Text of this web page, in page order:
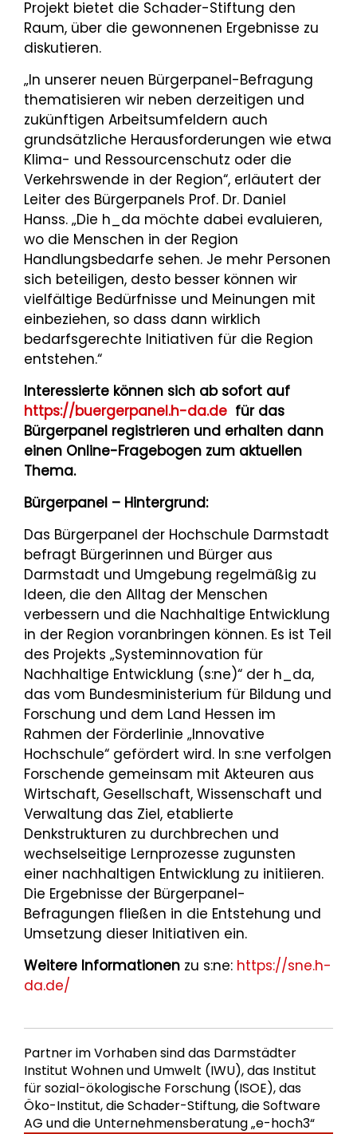
Projekt bietet die Schader-Stiftung den
Raum, über die gewonnenen Ergebnisse zu
diskutieren.
„In unserer neuen Bürgerpanel-Befragung
thematisieren wir neben derzeitigen und
zukünftigen Arbeitsumfeldern auch
grundsätzliche Herausforderungen wie etwa
Klima- und Ressourcenschutz oder die
Verkehrswende in der Region“, erläutert der
Leiter des Bürgerpanels Prof. Dr. Daniel
Hanss. „Die h_da möchte dabei evaluieren,
wo die Menschen in der Region
Handlungsbedarfe sehen. Je mehr Personen
sich beteiligen, desto besser können wir
vielfältige Bedürfnisse und Meinungen mit
einbeziehen, so dass dann wirklich
bedarfsgerechte Initiativen für die Region
entstehen.“
Interessierte können sich ab sofort auf
https://buergerpanel.h-da.de für das
Bürgerpanel registrieren und erhalten dann
einen Online-Fragebogen zum aktuellen
Thema.
Bürgerpanel – Hintergrund:
Das Bürgerpanel der Hochschule Darmstadt
befragt Bürgerinnen und Bürger aus
Darmstadt und Umgebung regelmäßig zu
Ideen, die den Alltag der Menschen
verbessern und die Nachhaltige Entwicklung
in der Region voranbringen können. Es ist Teil
des Projekts „Systeminnovation für
Nachhaltige Entwicklung (s:ne)“ der h_da,
das vom Bundesministerium für Bildung und
Forschung und dem Land Hessen im
Rahmen der Förderlinie „Innovative
Hochschule“ gefördert wird. In s:ne verfolgen
Forschende gemeinsam mit Akteuren aus
Wirtschaft, Gesellschaft, Wissenschaft und
Verwaltung das Ziel, etablierte
Denkstrukturen zu durchbrechen und
wechselseitige Lernprozesse zugunsten
einer nachhaltigen Entwicklung zu initiieren.
Die Ergebnisse der Bürgerpanel-
Befragungen fließen in die Entstehung und
Umsetzung dieser Initiativen ein.
Weitere Informationen zu s:ne: https://sne.h-
da.de/
Partner im Vorhaben sind das Darmstädter
Institut Wohnen und Umwelt (IWU), das Institut
für sozial-ökologische Forschung (ISOE), das
Öko-Institut, die Schader-Stiftung, die Software
AG und die Unternehmensberatung „e-hoch3“